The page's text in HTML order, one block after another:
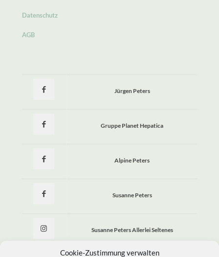
Cookie-Zustimmung verwalten
Datenschutz
AGB
Jürgen Peters
Gruppe Planet Hepatica
Alpine Peters
Susanne Peters
Susanne Peters Allerlei Seltenes